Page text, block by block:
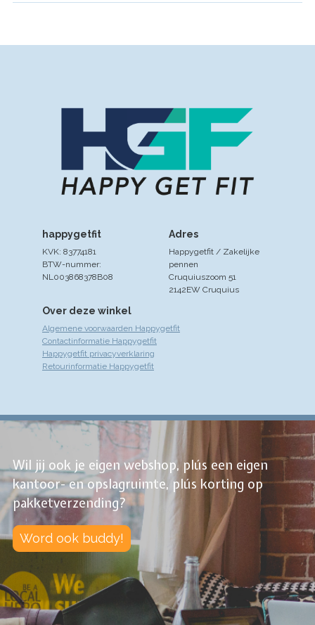
Over deze winkel
Algemene voorwaarden Happygetfit
Contactinformatie Happygetfit
Happygetfit privacyverklaring
Retourinformatie Happygetfit
Adres
Happygetfit / Zakelijke
pennen
Cruquiuszoom 51
2142EW Cruquius
happygetfit
KVK: 83774181
BTW-nummer:
NL003868378B08
Wil jij ook je eigen webshop, plús een eigen
kantoor- en opslagruimte, plús korting op
pakketverzending?
Word ook buddy!